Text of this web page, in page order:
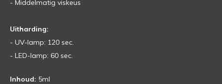
- Middelmatig viskeus
Uitharding:
- UV-lamp: 120 sec.
- LED-lamp: 60 sec.
Inhoud: 5ml